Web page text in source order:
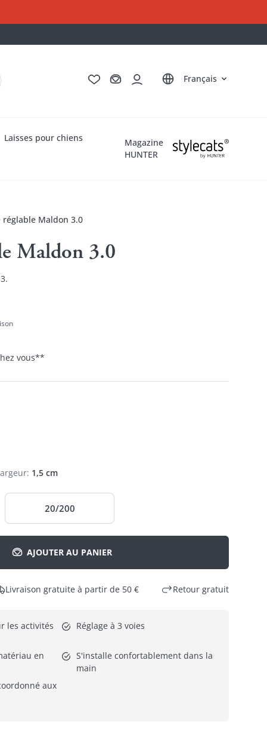
Deutsch
English
Italiano
Nederlands
Français
Laisses pour chiens
Magazine
HUNTER
réglable Maldon 3.0
Maldon 3.0
vous**
: 1,5 cm
20/200
AJOUTER AU PANIER
Livraison gratuite à partir de 50 € Retour gratuit
les activités
Réglage à 3 voies
en
S'installe confortablement dans la
main
aux